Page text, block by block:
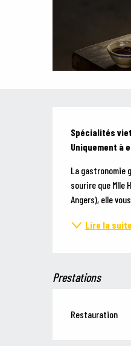
Spécialités
Uniquement à
La gastronomie
sourire que Mlle
Angers), elle
Lire la suite
Prestations
Restauration